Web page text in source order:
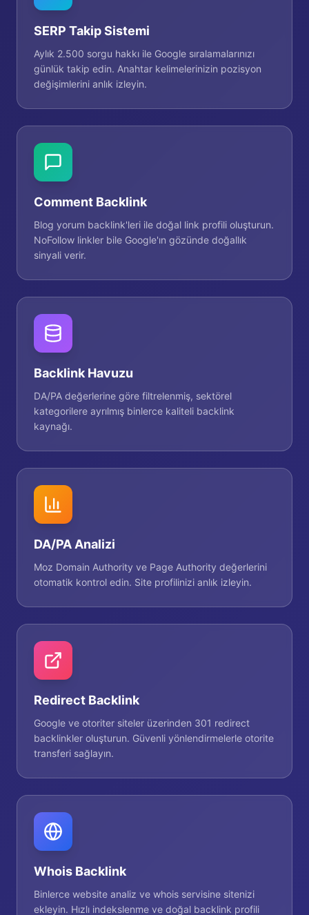
SERP Takip Sistemi
Aylık 2.500 sorgu hakkı ile Google sıralamalarınızı
günlük takip edin. Anahtar kelimelerinizin pozisyon
değişimlerini anlık izleyin.
Comment Backlink
Blog yorum backlink'leri ile doğal link profili oluşturun.
NoFollow linkler bile Google'ın gözünde doğallık
sinyali verir.
Backlink Havuzu
DA/PA değerlerine göre filtrelenmiş, sektörel
kategorilere ayrılmış binlerce kaliteli backlink
kaynağı.
DA/PA Analizi
Moz Domain Authority ve Page Authority değerlerini
otomatik kontrol edin. Site profilinizi anlık izleyin.
Redirect Backlink
Google ve otoriter siteler üzerinden 301 redirect
backlinkler oluşturun. Güvenli yönlendirmelerle otorite
transferi sağlayın.
Whois Backlink
Binlerce website analiz ve whois servisine sitenizi
ekleyin. Hızlı indekslenme ve doğal backlink profili